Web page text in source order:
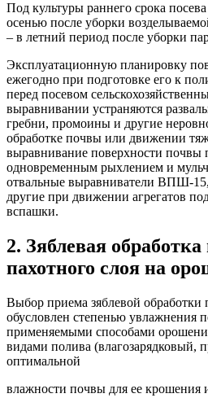
Под культуры раннего срока
осенью после уборки
– в летний период после уборки
Эксплуатационную планировку
ежегодно при подготовке его к
перед посевом
выравнивании устраняются
гребни, промоины и другие
обработке почвы или движении
выравнивание поверхности почвы
одновременным рыхлением и
отвальные выравниватели ВПШ-
другие при движении агрегатов
вспашки.
2. Зяблевая обработка
пахотного слоя на
Выбор приема зяблевой
обусловлен степенью увлажнения
применяемыми способами
видами полива (влагозарядковый,
оптимальной
влажности почвы для ее крошения